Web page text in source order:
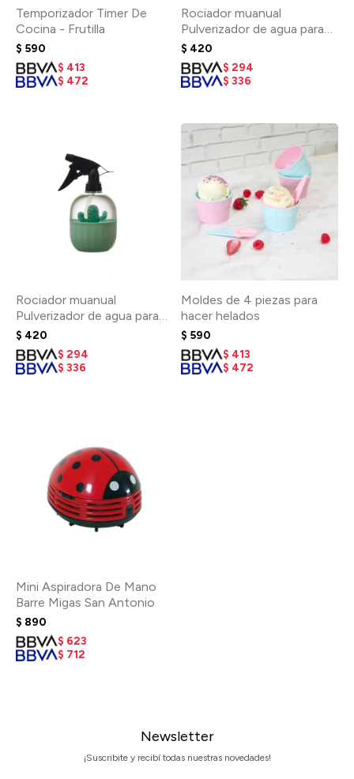
Temporizador Timer De
Cocina - Frutilla
$ 590
$ 413
$ 472
Rociador muanual
Pulverizador de agua para
plantas - Rosa
$ 420
$ 294
$ 336
Rociador muanual
Pulverizador de agua para
plantas - Verde
$ 420
$ 294
$ 336
Moldes de 4 piezas para
hacer helados
$ 590
$ 413
$ 472
Mini Aspiradora De Mano
Barre Migas San Antonio
$ 890
$ 623
$ 712
Newsletter
¡Suscribite y recibí todas nuestras novedades!